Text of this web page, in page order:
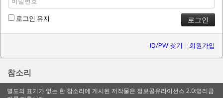
로그인 유지
ID/PW 찾기 | 회원가입
참소리
별도의 표기가 없는 한 참소리에 게시된 저작물은 정보공유라이선스 2.0:영리금